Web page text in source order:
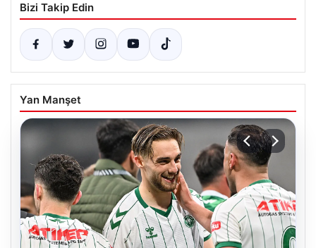
Bizi Takip Edin
Yan Manşet